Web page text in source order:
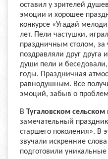
оставил у зрителей
эмоции и хорошее
конкурсе «Угадай
лет. Пели частушки,
праздничным столом, за
поздравляли друг друга
души пели и
годы. Праздничная
равнодушным. Все
эмоций, забыв о
В Тугаловском сельском
замечательный
старшего поколения». В
звучали искренние
подготовили